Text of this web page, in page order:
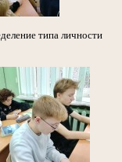
типа личности